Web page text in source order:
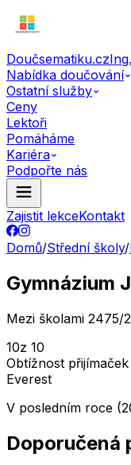
Doučsematiku.cz
Nabídka doučování
Ostatní služby
Ceny
Lektoři
Pomáháme
Kariéra
Podpořte nás
Zajistit lekceKontakt
Domů/Střední školy/
Gymnázium
Mezi školami 2475/
10z 10
Obtížnost přijímaček
Everest
V posledním roce
Doporučená